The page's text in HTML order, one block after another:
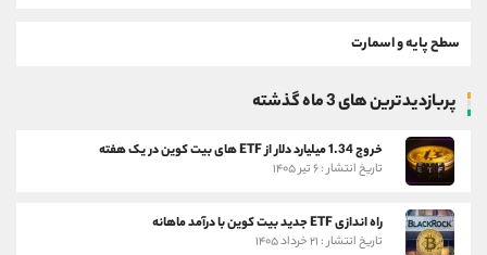
سطح پایه و اسمارت
پربازدیدترین های 3 ماه گذشته
خروج 1.34 میلیارد دلار از ETF های بیت کوین در یک هفته
تاریخ انتشار : ۶ تیر ۱۴۰۵
راه اندازی ETF جدید بیت کوین با درآمد ماهانه
تاریخ انتشار : ۲۱ خرداد ۱۴۰۵